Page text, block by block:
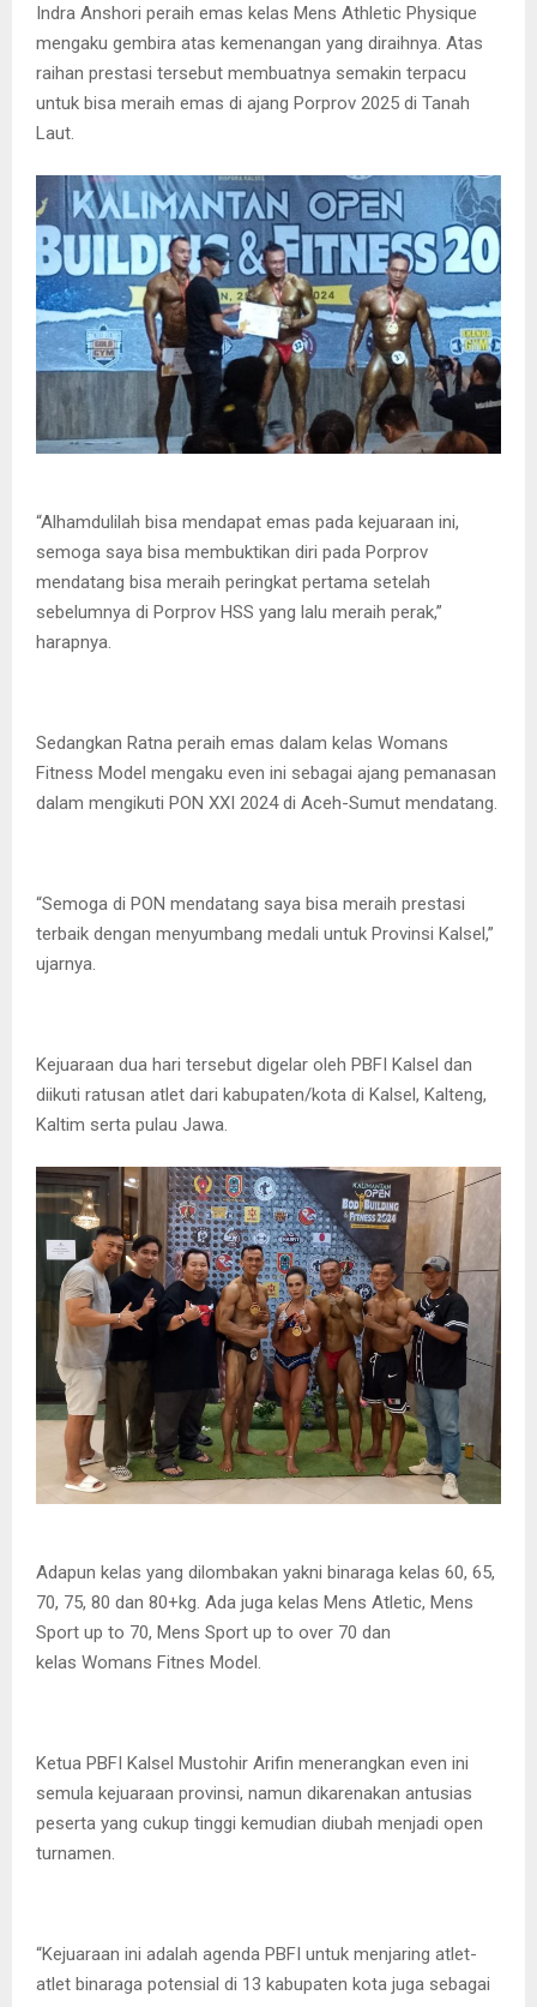
Indra Anshori peraih emas kelas Mens Athletic Physique
mengaku gembira atas kemenangan yang diraihnya. Atas
raihan prestasi tersebut membuatnya semakin terpacu
untuk bisa meraih emas di ajang Porprov 2025 di Tanah
Laut.
“Alhamdulilah bisa mendapat emas pada kejuaraan ini,
semoga saya bisa membuktikan diri pada Porprov
mendatang bisa meraih peringkat pertama setelah
sebelumnya di Porprov HSS yang lalu meraih perak,”
harapnya.
Sedangkan Ratna peraih emas dalam kelas Womans
Fitness Model mengaku even ini sebagai ajang pemanasan
dalam mengikuti PON XXI 2024 di Aceh-Sumut mendatang.
“Semoga di PON mendatang saya bisa meraih prestasi
terbaik dengan menyumbang medali untuk Provinsi Kalsel,”
ujarnya.
Kejuaraan dua hari tersebut digelar oleh PBFI Kalsel dan
diikuti ratusan atlet dari kabupaten/kota di Kalsel, Kalteng,
Kaltim serta pulau Jawa.
Adapun kelas yang dilombakan yakni binaraga kelas 60, 65,
70, 75, 80 dan 80+kg. Ada juga kelas Mens Atletic, Mens
Sport up to 70, Mens Sport up to over 70 dan
kelas Womans Fitnes Model.
Ketua PBFI Kalsel Mustohir Arifin menerangkan even ini
semula kejuaraan provinsi, namun dikarenakan antusias
peserta yang cukup tinggi kemudian diubah menjadi open
turnamen.
“Kejuaraan ini adalah agenda PBFI untuk menjaring atlet-
atlet binaraga potensial di 13 kabupaten kota juga sebagai